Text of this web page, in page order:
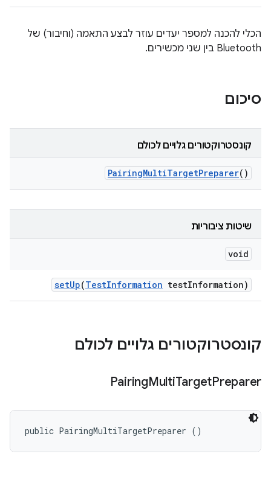
הכלי להכנה למספר יעדים עוזר לבצע התאמה (וחיבור) של
Bluetooth בין שני מכשירים.
סיכום
קונסטרוקטורים גלויים לכולם
PairingMultiTargetPreparer()
שיטות ציבוריות
void
setUp(TestInformation testInformation)
קונסטרוקטורים גלויים לכולם
PairingMultiTargetPreparer
public PairingMultiTargetPreparer ()